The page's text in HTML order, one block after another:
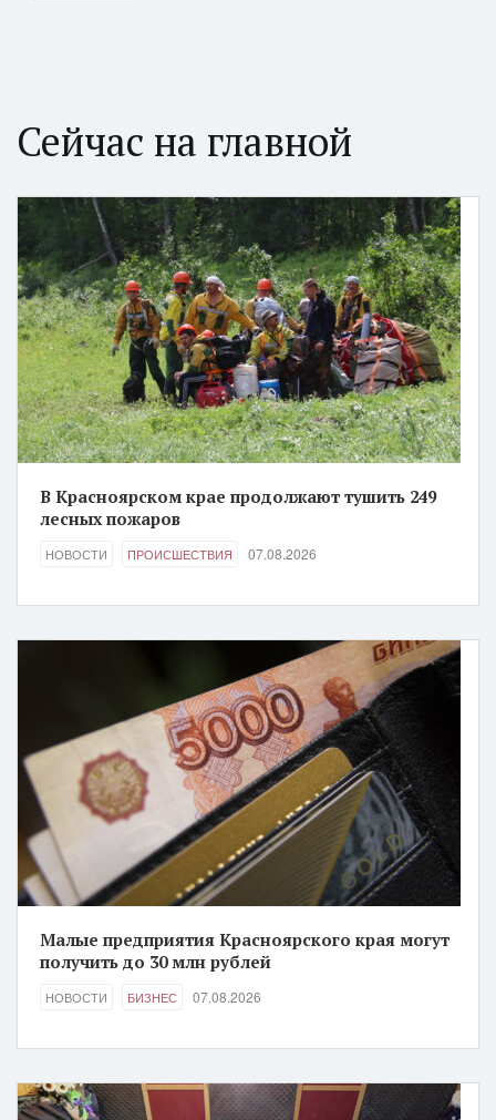
Сейчас на главной
В Красноярском крае продолжают тушить 249
лесных пожаров
НОВОСТИ ПРОИСШЕСТВИЯ 07.08.2026
Малые предприятия Красноярского края могут
получить до 30 млн рублей
НОВОСТИ БИЗНЕС 07.08.2026